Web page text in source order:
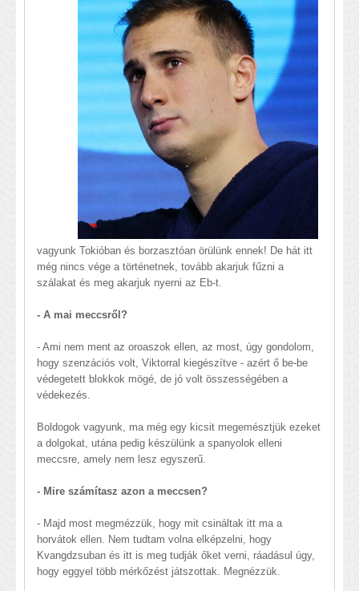
vagyunk Tokióban és borzasztóan örülünk ennek! De hát itt
még nincs vége a történetnek, tovább akarjuk fűzni a
szálakat és meg akarjuk nyerni az Eb-t.
- A mai meccsről?
- Ami nem ment az oroaszok ellen, az most, úgy gondolom,
hogy szenzációs volt, Viktorral kiegészítve - azért ő be-be
védegetett blokkok mögé, de jó volt összességében a
védekezés.
Boldogok vagyunk, ma még egy kicsit megemésztjük ezeket
a dolgokat, utána pedig készülünk a spanyolok elleni
meccsre, amely nem lesz egyszerű.
- Mire számítasz azon a meccsen?
- Majd most megmézzük, hogy mit csináltak itt ma a
horvátok ellen. Nem tudtam volna elképzelni, hogy
Kvangdzsuban és itt is meg tudják őket verni, ráadásul úgy,
hogy eggyel több mérkőzést játszottak. Megnézzük.